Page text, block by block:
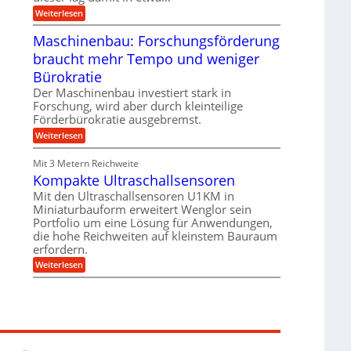
e
n
B
S
C
L
w
e
i
t
e
r
e
n
w
i
c
k
e
l
t
i
e
H
b
r
i
d
-
K
u
g
e
l
a
g
e
r
Weiterlesen:
T
u
m
p
f
e
r
z
i
e
l
U
m
s
a
t
z
k
n
a
p
p
V
Maschinenbau: Forschungsförderung
braucht mehr Tempo und weniger
Bürokratie
Der Maschinenbau investiert stark in
Forschung, wird aber durch kleinteilige
Förderbürokratie ausgebremst.
Weiterlesen:
M
s
c
h
i
n
e
n
b
a
u
:
c
Mit 3 Metern Reichweite
Kompakte Ultraschallsensoren
Mit den Ultraschallsensoren U1KM in
Miniaturbauform erweitert Wenglor sein
Portfolio um eine Lösung für Anwendungen,
die hohe Reichweiten auf kleinstem Bauraum
erfordern.
Weiterlesen:
K
k